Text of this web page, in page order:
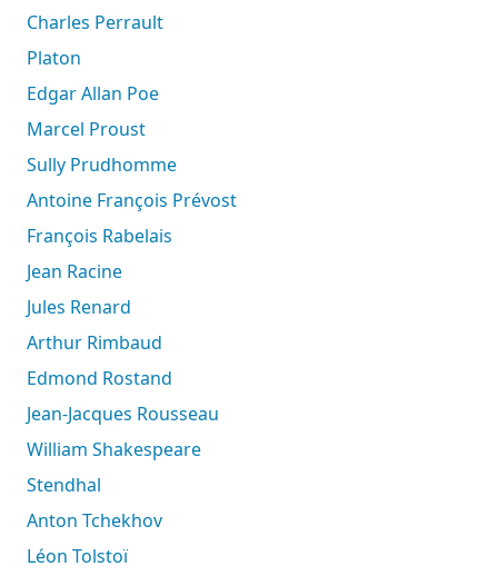
Charles Perrault
Platon
Edgar Allan Poe
Marcel Proust
Sully Prudhomme
Antoine François Prévost
François Rabelais
Jean Racine
Jules Renard
Arthur Rimbaud
Edmond Rostand
Jean-Jacques Rousseau
William Shakespeare
Stendhal
Anton Tchekhov
Léon Tolstoï